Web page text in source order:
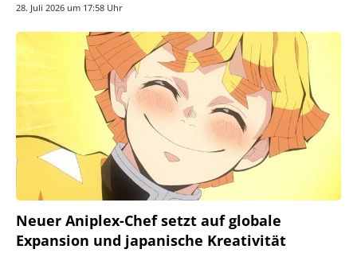
28. Juli 2026 um 17:58 Uhr
Neuer Aniplex-Chef setzt auf globale
Expansion und japanische Kreativität